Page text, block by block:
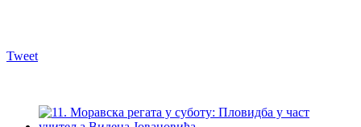
Tweet